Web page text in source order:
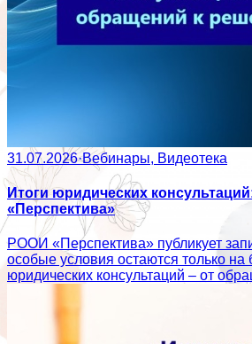
31.07.2026·Вебинары, Видеотека
Итоги юридических
«Перспектива»
РООИ «Перспектива» публикует
особые условия остаются только на
юридических консультаций – от